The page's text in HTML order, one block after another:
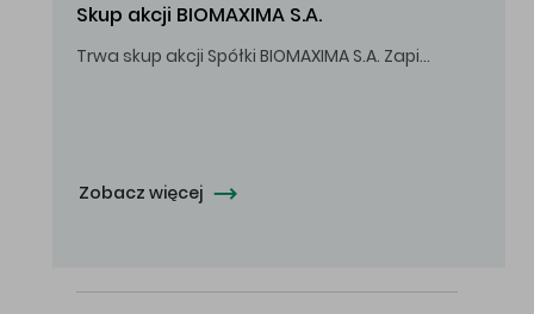
Skup akcji BIOMAXIMA S.A.
Trwa skup akcji Spółki BIOMAXIMA S.A. Zapisy do 4 sierpnia 2026 r. do godz. 16.00.
Zobacz więcej